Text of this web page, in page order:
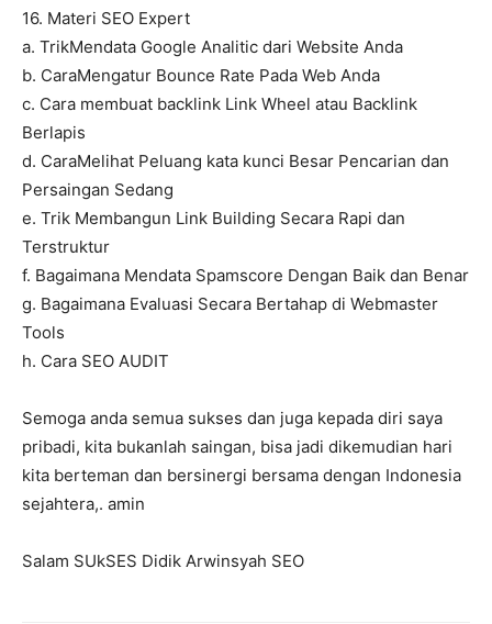
16. Materi SEO Expert
a. TrikMendata Google Analitic dari Website Anda
b. CaraMengatur Bounce Rate Pada Web Anda
c. Cara membuat backlink Link Wheel atau Backlink
Berlapis
d. CaraMelihat Peluang kata kunci Besar Pencarian dan
Persaingan Sedang
e. Trik Membangun Link Building Secara Rapi dan
Terstruktur
f. Bagaimana Mendata Spamscore Dengan Baik dan Benar
g. Bagaimana Evaluasi Secara Bertahap di Webmaster
Tools
h. Cara SEO AUDIT
Semoga anda semua sukses dan juga kepada diri saya
pribadi, kita bukanlah saingan, bisa jadi dikemudian hari
kita berteman dan bersinergi bersama dengan Indonesia
sejahtera,. amin
Salam SUkSES Didik Arwinsyah SEO